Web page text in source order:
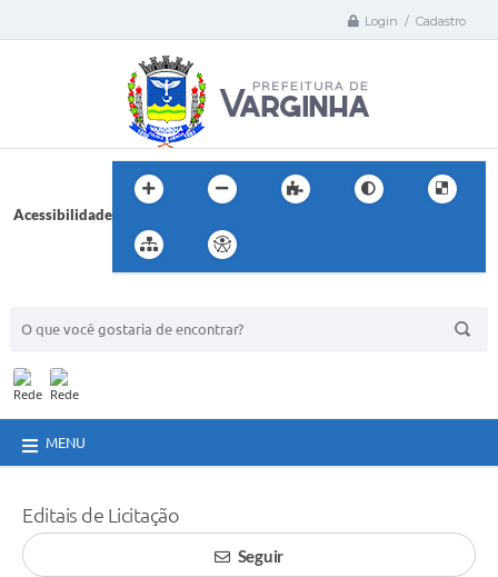
Login / Cadastro
Acessibilidade
MENU
Editais de Licitação
Seguir